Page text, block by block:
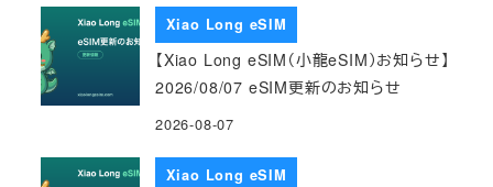
Xiao Long eSIM
【Xiao Long eSIM（小龍eSIM）お知らせ】
2026/08/07 eSIM更新のお知らせ
2026-08-07
Xiao Long eSIM